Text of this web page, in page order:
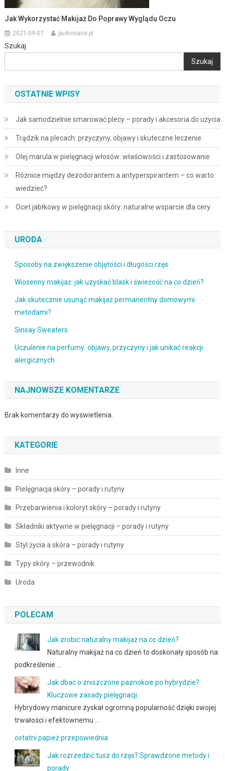
Jak Wykorzystać Makijaż Do Poprawy Wyglądu Oczu
2021-09-07 pudrovane.pl
Szukaj
Szukaj
OSTATNIE WPISY
Jak samodzielnie smarować plecy – porady i akcesoria do użycia
Trądzik na plecach: przyczyny, objawy i skuteczne leczenie
Olej marula w pielęgnacji włosów: właściwości i zastosowanie
Różnice między dezodorantem a antyperspirantem – co warto
wiedzieć?
Ocet jabłkowy w pielęgnacji skóry: naturalne wsparcie dla cery
URODA
Sposoby na zwiększenie objętości i długości rzęs
Wiosenny makijaż: jak uzyskać blask i świeżość na co dzień?
Jak skutecznie usunąć makijaż permanentny domowymi
metodami?
Sinsay Sweaters
Uczulenie na perfumy: objawy, przyczyny i jak unikać reakcji
alergicznych
NAJNOWSZE KOMENTARZE
Brak komentarzy do wyświetlenia.
KATEGORIE
Inne
Pielęgnacja skóry – porady i rutyny
Przebarwienia i koloryt skóry – porady i rutyny
Składniki aktywne w pielęgnacji – porady i rutyny
Styl życia a skóra – porady i rutyny
Typy skóry – przewodnik
Uroda
POLECAM
Jak zrobić naturalny makijaż na co dzień?
Naturalny makijaż na co dzień to doskonały sposób na
podkreślenie …
Jak dbać o zniszczone paznokcie po hybrydzie?
Kluczowe zasady pielęgnacji
Hybrydowy manicure zyskał ogromną popularność dzięki swojej
trwałości i efektownemu …
ostatni papież przepowiednia
Jak rozrzedzić tusz do rzęs? Sprawdzone metody i
porady